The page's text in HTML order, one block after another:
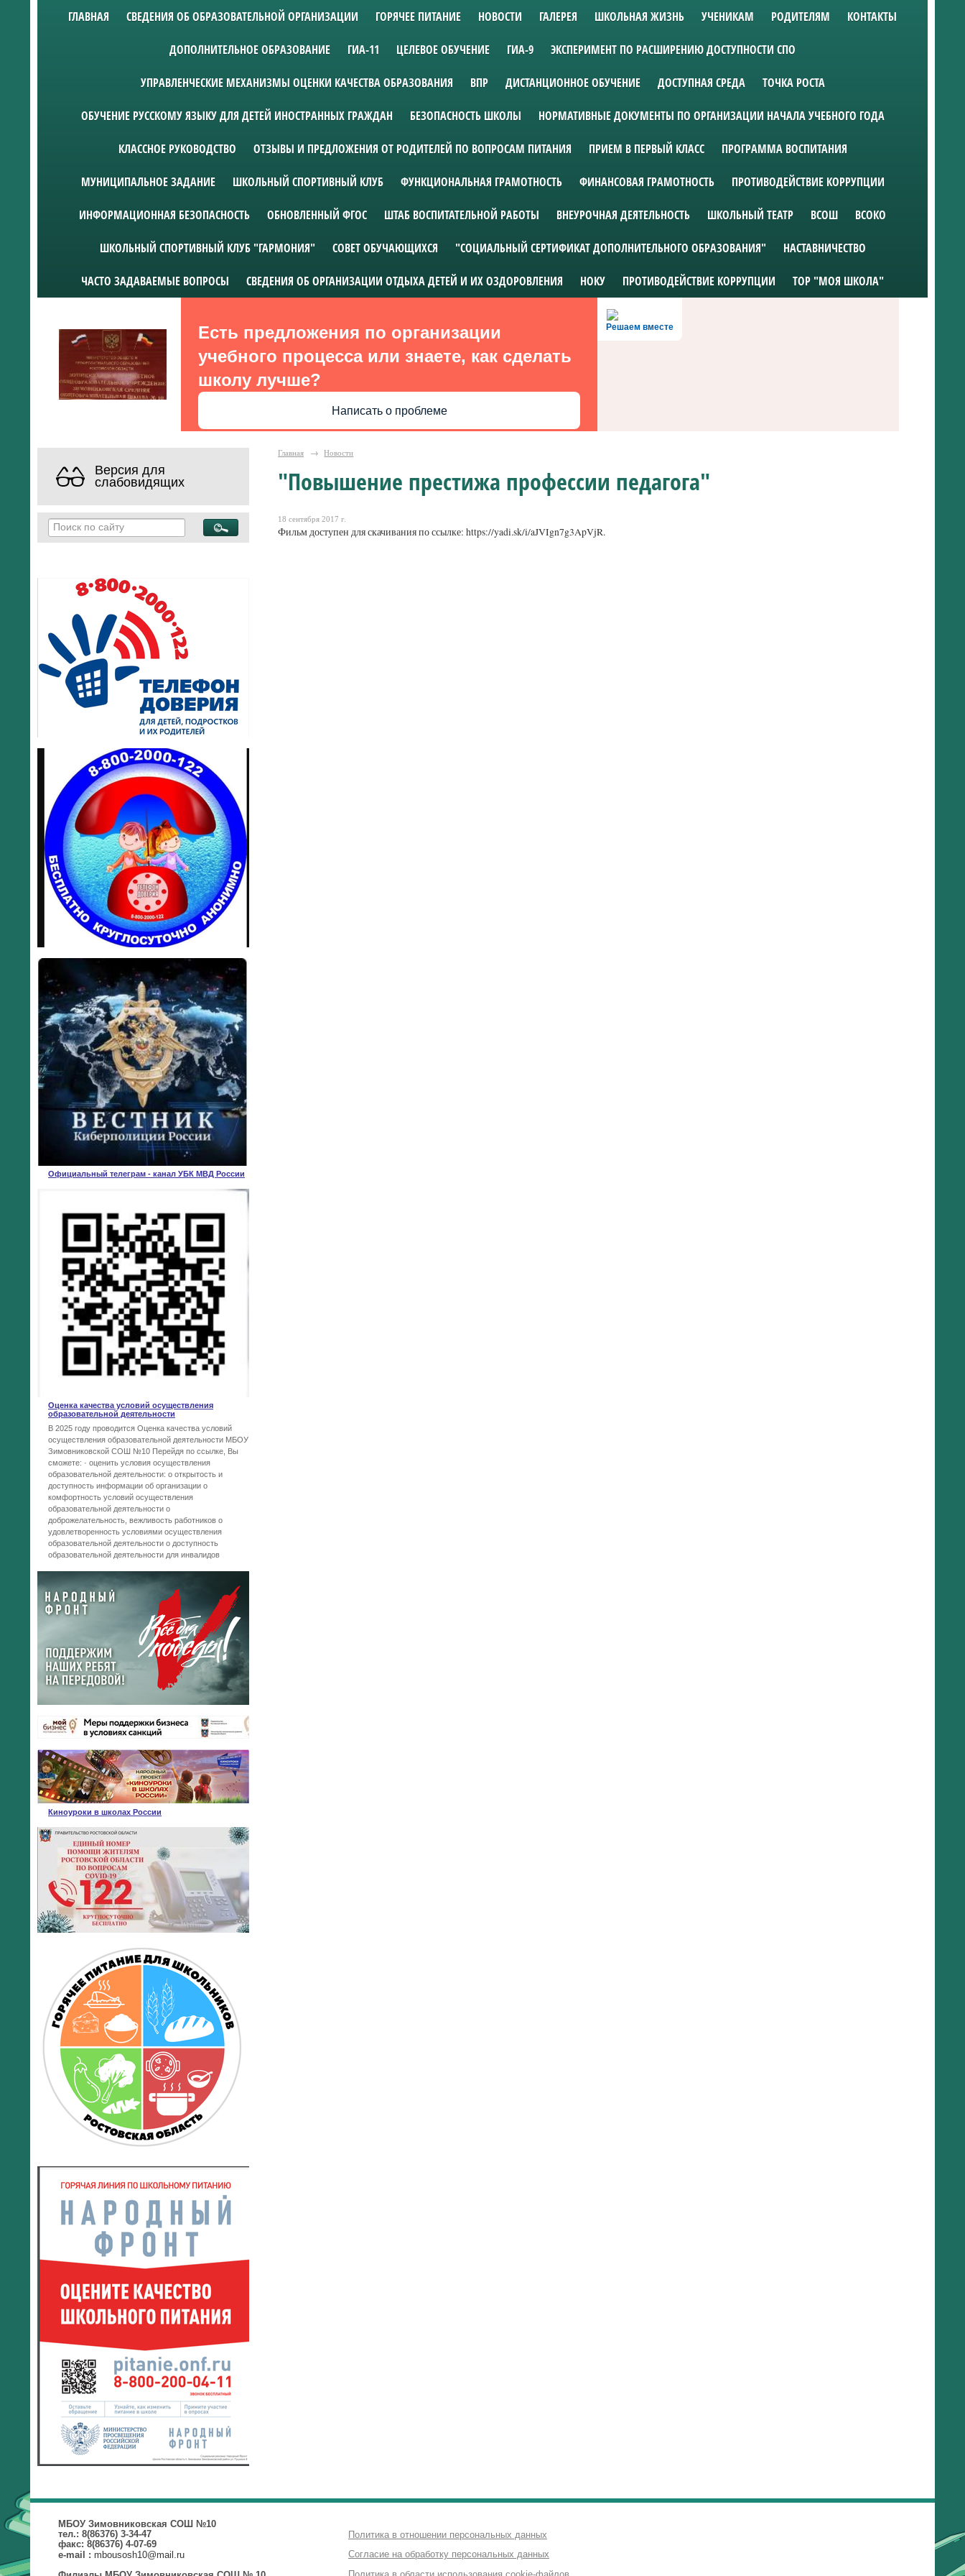
ГЛАВНАЯ СВЕДЕНИЯ ОБ ОБРАЗОВАТЕЛЬНОЙ ОРГАНИЗАЦИИ ГОРЯЧЕЕ ПИТАНИЕ НОВОСТИ ГАЛЕРЕЯ ШКОЛЬНАЯ ЖИЗНЬ УЧЕНИКАМ РОДИТЕЛЯМ КОНТАКТЫ
ДОПОЛНИТЕЛЬНОЕ ОБРАЗОВАНИЕ ГИА-11 ЦЕЛЕВОЕ ОБУЧЕНИЕ ГИА-9 ЭКСПЕРИМЕНТ ПО РАСШИРЕНИЮ ДОСТУПНОСТИ СПО
УПРАВЛЕНЧЕСКИЕ МЕХАНИЗМЫ ОЦЕНКИ КАЧЕСТВА ОБРАЗОВАНИЯ ВПР ДИСТАНЦИОННОЕ ОБУЧЕНИЕ ДОСТУПНАЯ СРЕДА ТОЧКА РОСТА
ОБУЧЕНИЕ РУССКОМУ ЯЗЫКУ ДЛЯ ДЕТЕЙ ИНОСТРАННЫХ ГРАЖДАН БЕЗОПАСНОСТЬ ШКОЛЫ НОРМАТИВНЫЕ ДОКУМЕНТЫ ПО ОРГАНИЗАЦИИ НАЧАЛА УЧЕБНОГО ГОДА
КЛАССНОЕ РУКОВОДСТВО ОТЗЫВЫ И ПРЕДЛОЖЕНИЯ ОТ РОДИТЕЛЕЙ ПО ВОПРОСАМ ПИТАНИЯ ПРИЕМ В ПЕРВЫЙ КЛАСС ПРОГРАММА ВОСПИТАНИЯ
МУНИЦИПАЛЬНОЕ ЗАДАНИЕ ШКОЛЬНЫЙ СПОРТИВНЫЙ КЛУБ ФУНКЦИОНАЛЬНАЯ ГРАМОТНОСТЬ ФИНАНСОВАЯ ГРАМОТНОСТЬ ПРОТИВОДЕЙСТВИЕ КОРРУПЦИИ
ИНФОРМАЦИОННАЯ БЕЗОПАСНОСТЬ ОБНОВЛЕННЫЙ ФГОС ШТАБ ВОСПИТАТЕЛЬНОЙ РАБОТЫ ВНЕУРОЧНАЯ ДЕЯТЕЛЬНОСТЬ ШКОЛЬНЫЙ ТЕАТР ВСОШ ВСОКО
ШКОЛЬНЫЙ СПОРТИВНЫЙ КЛУБ "ГАРМОНИЯ" СОВЕТ ОБУЧАЮЩИХСЯ "СОЦИАЛЬНЫЙ СЕРТИФИКАТ ДОПОЛНИТЕЛЬНОГО ОБРАЗОВАНИЯ" НАСТАВНИЧЕСТВО
ЧАСТО ЗАДАВАЕМЫЕ ВОПРОСЫ СВЕДЕНИЯ ОБ ОРГАНИЗАЦИИ ОТДЫХА ДЕТЕЙ И ИХ ОЗДОРОВЛЕНИЯ НОКУ ПРОТИВОДЕЙСТВИЕ КОРРУПЦИИ ТОР "МОЯ ШКОЛА"
Решаем вместе
Есть предложения по организации
учебного процесса или знаете, как сделать
школу лучше?
Написать о проблеме
Версия для
слабовидящих
Официальный телеграм - канал УБК МВД России
Оценка качества условий осуществления
образовательной деятельности
В 2025 году проводится Оценка качества условий
осуществления образовательной деятельности МБОУ
Зимовниковской СОШ №10 Перейдя по ссылке, Вы
сможете: · оценить условия осуществления
образовательной деятельности: o открытость и
доступность информации об организации o
комфортность условий осуществления
образовательной деятельности o
доброжелательность, вежливость работников o
удовлетворенность условиями осуществления
образовательной деятельности o доступность
образовательной деятельности для инвалидов
Киноуроки в школах России
Главная → Новости
"Повышение престижа профессии педагога"
18 сентября 2017 г.
Фильм доступен для скачивания по ссылке: https://yadi.sk/i/aJVIgn7g3ApVjR.
МБОУ Зимовниковская СОШ №10
тел.: 8(86376) 3-34-47
факс: 8(86376) 4-07-69
e-mail : mbousosh10@mail.ru
Политика в отношении персональных данных
Согласие на обработку персональных данных